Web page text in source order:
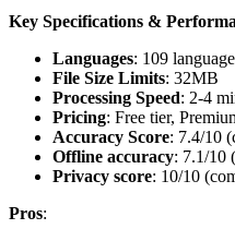
Key Specifications &
Languages: 109
File Size Limits: 32MB
Processing Speed: 2-4
Pricing: Free tier,
Accuracy Score: 7.4/10
Offline accuracy: 7.1/10
Privacy score: 10/10
Pros: